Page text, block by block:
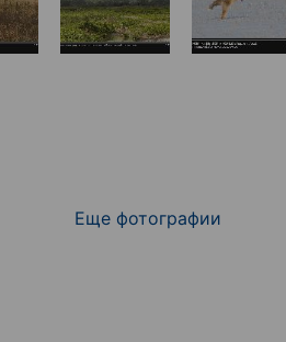
Еще фотографии